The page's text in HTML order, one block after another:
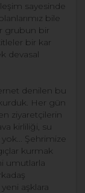
sayesinde
bile
grubun bir
bir kar
devasal
denilen bu
Her gün
ziyaretçilerin
kirliliği, su
Şehrimize
kurmak
umutlarla
aşklara